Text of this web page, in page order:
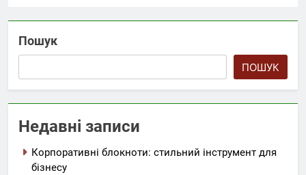
Пошук
ПОШУК
Недавні записи
Корпоративні блокноти: стильний інструмент для
бізнесу